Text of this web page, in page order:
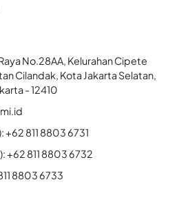
No.28AA, Kelurahan Cipete
Cilandak, Kota Jakarta Selatan,
- 12410
811 8803 6731
+62 811 8803 6732
8803 6733